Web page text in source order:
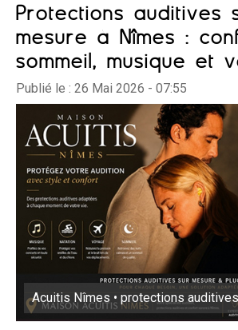
Protections auditives
mesure à Nîmes :
sommeil, musique et
Publié le : 26 Mai 2026 - 07:55
Acuitis Nîmes • protections